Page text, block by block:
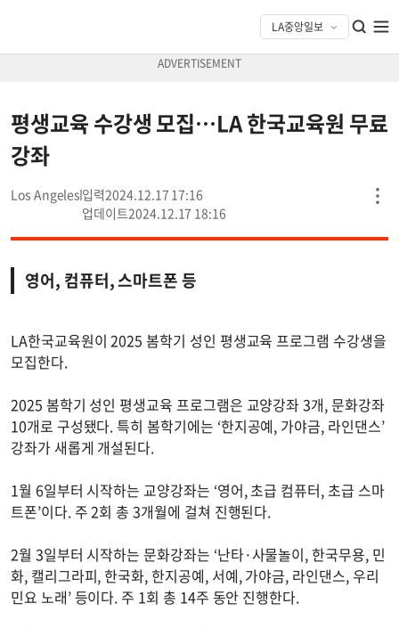
평생교육 수강생 모집…LA 한국교육원 무료
강좌
Los Angeles
2024.12.17 17:16
2024.12.17 18:16
영어, 컴퓨터, 스마트폰 등
LA한국교육원이 2025 봄학기 성인 평생교육 프로그램 수강생을
모집한다.
2025 봄학기 성인 평생교육 프로그램은 교양강좌 3개, 문화강좌
10개로 구성됐다. 특히 봄학기에는 ‘한지공예, 가야금, 라인댄스’
강좌가 새롭게 개설된다.
1월 6일부터 시작하는 교양강좌는 ‘영어, 초급 컴퓨터, 초급 스마
트폰’이다. 주 2회 총 3개월에 걸쳐 진행된다.
2월 3일부터 시작하는 문화강좌는 ‘난타·사물놀이, 한국무용, 민
화, 캘리그라피, 한국화, 한지공예, 서예, 가야금, 라인댄스, 우리
민요 노래’ 등이다. 주 1회 총 14주 동안 진행한다.